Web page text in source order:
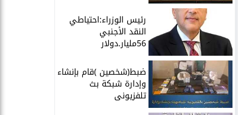
رئيس الوزراء:احتياطي
النقد الأجنبي
56مليار.دولار
ضبط(شخصين )قام بإنشاء
وإدارة شبكة بث
تلفزيونى